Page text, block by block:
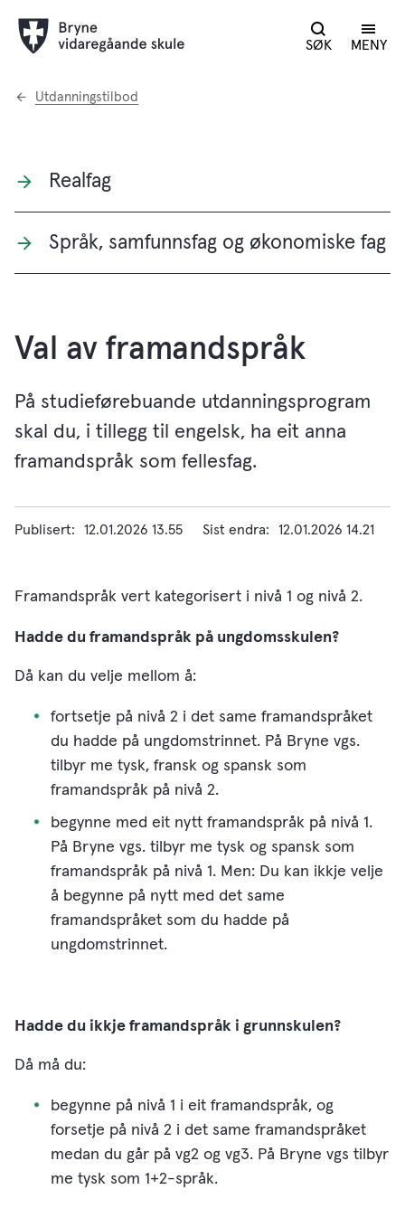
SØK MENY
Du
Utdanningstilbod
Realfag
Språk, samfunnsfag og økonomiske fag
Val av framandspråk
På studieførebuande utdanningsprogram
skal du, i tillegg til engelsk, ha eit anna
framandspråk som fellesfag.
Publisert 12.01.2026 13.55 Sist endra 12.01.2026 14.21
Framandspråk vert kategorisert i nivå 1 og nivå 2.
Hadde du framandspråk på ungdomsskulen?
Då kan du velje mellom å:
fortsetje på nivå 2 i det same framandspråket
du hadde på ungdomstrinnet. På Bryne vgs.
tilbyr me tysk, fransk og spansk som
framandspråk på nivå 2.
begynne med eit nytt framandspråk på nivå 1.
På Bryne vgs. tilbyr me tysk og spansk som
framandspråk på nivå 1. Men: Du kan ikkje velje
å begynne på nytt med det same
framandspråket som du hadde på
ungdomstrinnet.
Hadde du ikkje framandspråk i grunnskulen?
Då må du:
begynne på nivå 1 i eit framandspråk, og
forsetje på nivå 2 i det same framandspråket
medan du går på vg2 og vg3. På Bryne vgs tilbyr
me tysk som 1+2-språk.